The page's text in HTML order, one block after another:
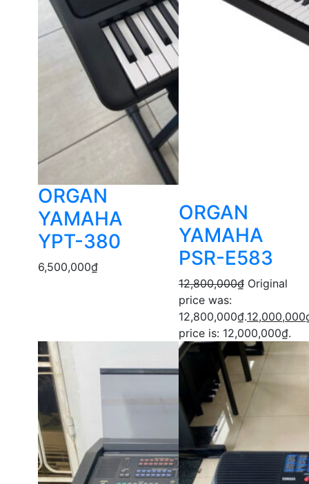
ORGAN
YAMAHA
YPT-380
6,500,000₫
ORGAN
YAMAHA
PSR-E583
12,800,000₫ Original
price was:
12,800,000₫.12,000,000
price is: 12,000,000₫.